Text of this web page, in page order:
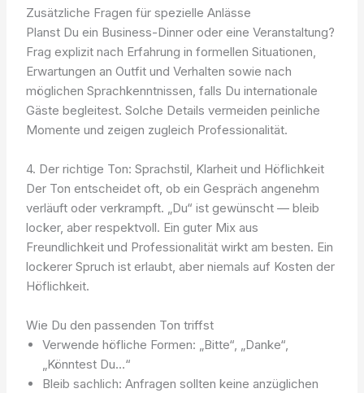
Zusätzliche Fragen für spezielle Anlässe
Planst Du ein Business-Dinner oder eine Veranstaltung?
Frag explizit nach Erfahrung in formellen Situationen,
Erwartungen an Outfit und Verhalten sowie nach
möglichen Sprachkenntnissen, falls Du internationale
Gäste begleitest. Solche Details vermeiden peinliche
Momente und zeigen zugleich Professionalität.
4. Der richtige Ton: Sprachstil, Klarheit und Höflichkeit
Der Ton entscheidet oft, ob ein Gespräch angenehm
verläuft oder verkrampft. „Du“ ist gewünscht — bleib
locker, aber respektvoll. Ein guter Mix aus
Freundlichkeit und Professionalität wirkt am besten. Ein
lockerer Spruch ist erlaubt, aber niemals auf Kosten der
Höflichkeit.
Wie Du den passenden Ton triffst
Verwende höfliche Formen: „Bitte“, „Danke“,
„Könntest Du…“
Bleib sachlich: Anfragen sollten keine anzüglichen